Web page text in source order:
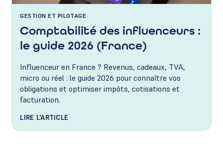
GESTION ET PILOTAGE
Comptabilité des influenceurs :
le guide 2026 (France)
Influenceur en France ? Revenus, cadeaux, TVA,
micro ou réel : le guide 2026 pour connaître vos
obligations et optimiser impôts, cotisations et
facturation.
LIRE L'ARTICLE